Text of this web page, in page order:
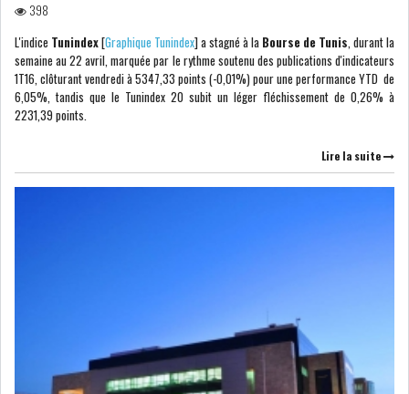
398
L'indice Tunindex[Graphique Tunindex] a stagné à la Bourse de Tunis, durant la
semaine au 22 avril, marquée par le rythme soutenu des publications d'indicateurs
1T16, clôturant vendredi à 5347,33 points (-0,01%) pour une performance YTD de
6,05%, tandis que le Tunindex 20 subit un léger fléchissement de 0,26% à
2231,39 points.
Lire la suite